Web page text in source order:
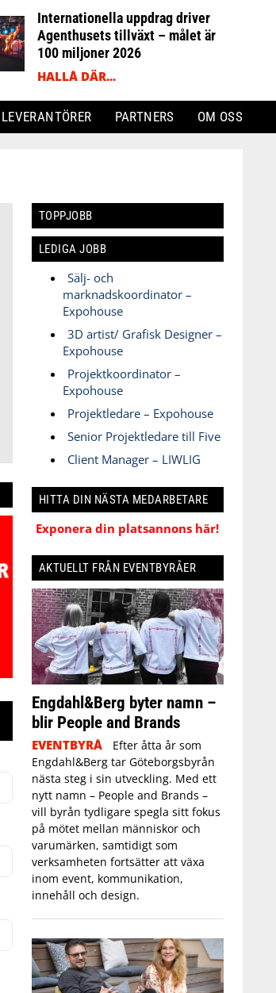
Internationella uppdrag driver
Agenthusets tillväxt – målet är
100 miljoner 2026
HALLÅ DÄR...
LEVERANTÖRER PARTNERS OM OSS
TOPPJOBB
LEDIGA JOBB
Sälj- och
marknadskoordinator –
Expohouse
3D artist/ Grafisk Designer –
Expohouse
Projektkoordinator –
Expohouse
Projektledare – Expohouse
Senior Projektledare till Five
Client Manager – LIWLIG
HITTA DIN NÄSTA MEDARBETARE
Exponera din platsannons här!
AKTUELLT FRÅN EVENTBYRÅER
Engdahl&Berg byter namn –
blir People and Brands
EVENTBYRÅ
Efter åtta år som
Engdahl&Berg tar Göteborgsbyrån
nästa steg i sin utveckling. Med ett
nytt namn – People and Brands –
vill byrån tydligare spegla sitt fokus
på mötet mellan människor och
varumärken, samtidigt som
verksamheten fortsätter att växa
inom event, kommunikation,
innehåll och design.